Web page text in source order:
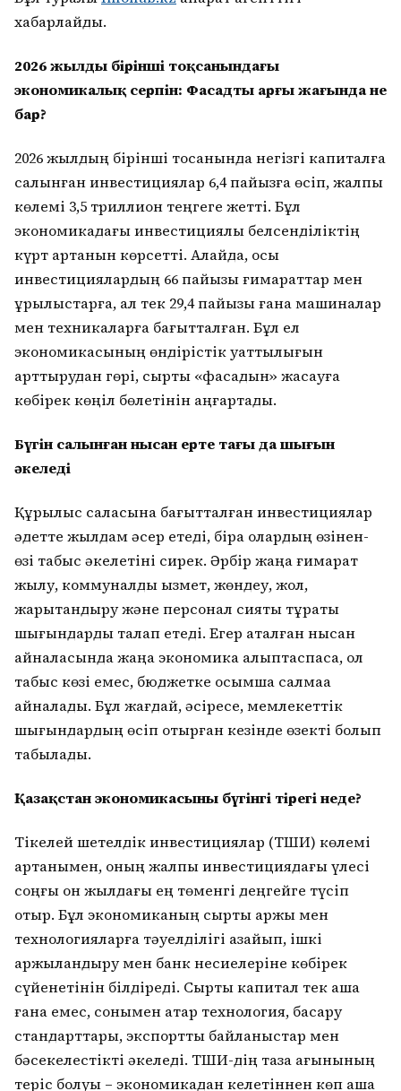
хабарлайды.
2026 жылдың бірінші тоқсанындағы
экономикалық серпін: Фасадтың арғы жағында не
бар?
2026 жылдың бірінші тоқсанында негізгі капиталға
салынған инвестициялар 6,4 пайызға өсіп, жалпы
көлемі 3,5 триллион теңгеге жетті. Бұл
экономикадағы инвестициялық белсенділіктің
күрт артқанын көрсетті. Алайда, осы
инвестициялардың 66 пайызы ғимараттар мен
құрылыстарға, ал тек 29,4 пайызы ғана машиналар
мен техникаларға бағытталған. Бұл ел
экономикасының өндірістік қуаттылығын
арттырудан гөрі, сыртқы «фасадын» жасауға
көбірек көңіл бөлетінін аңғартады.
Бүгін салынған нысан ертең тағы да шығын
әкеледі
Құрылыс саласына бағытталған инвестициялар
әдетте жылдам әсер етеді, бірақ олардың өзінен-
өзі табыс әкелетіні сирек. Әрбір жаңа ғимарат
жылу, коммуналдық қызмет, жөндеу, жол,
жарықтандыру және персонал сияқты тұрақты
шығындарды талап етеді. Егер аталған нысан
айналасында жаңа экономика қалыптаспаса, ол
табыс көзі емес, бюджетке қосымша салмаққа
айналады. Бұл жағдай, әсіресе, мемлекеттік
шығындардың өсіп отырған кезінде өзекті болып
табылады.
Қазақстан экономикасының бүгінгі тірегі неде?
Тікелей шетелдік инвестициялар (ТШИ) көлемі
артқанымен, оның жалпы инвестициядағы үлесі
соңғы он жылдағы ең төменгі деңгейге түсіп
отыр. Бұл экономиканың сыртқы қаржы мен
технологияларға тәуелділігі азайып, ішкі
қаржыландыру мен банк несиелеріне көбірек
сүйенетінін білдіреді. Сыртқы капитал тек ақша
ғана емес, сонымен қатар технология, басқару
стандарттары, экспорттық байланыстар мен
бәсекелестікті әкеледі. ТШИ-дің таза ағынының
теріс болуы – экономикадан келетіннен көп ақша